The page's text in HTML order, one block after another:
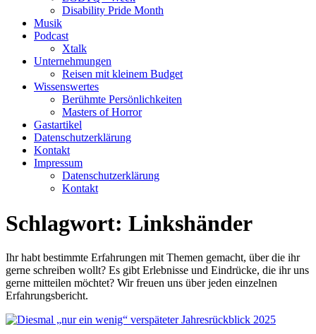
Disability Pride Month
Musik
Podcast
Xtalk
Unternehmungen
Reisen mit kleinem Budget
Wissenswertes
Berühmte Persönlichkeiten
Masters of Horror
Gastartikel
Datenschutzerklärung
Kontakt
Impressum
Datenschutzerklärung
Kontakt
Schlagwort: Linkshänder
Ihr habt bestimmte Erfahrungen mit Themen gemacht, über die ihr
gerne schreiben wollt? Es gibt Erlebnisse und Eindrücke, die ihr uns
gerne mitteilen möchtet? Wir freuen uns über jeden einzelnen
Erfahrungsbericht.